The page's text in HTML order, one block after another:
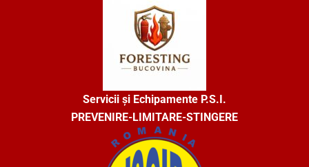
Servicii și Echipamente P.S.I.
PREVENIRE-LIMITARE-STINGERE